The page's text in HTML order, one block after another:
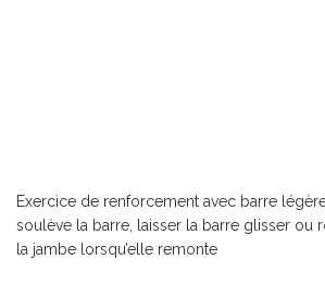
Exercice de renforcement avec barre
soulève la barre, laisser la barre glisser ou
la jambe lorsqu’elle remonte